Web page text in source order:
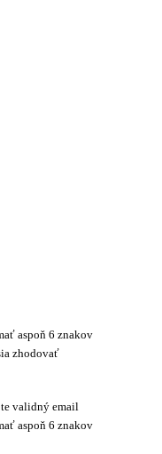
aspoň 6 znakov
zhodovať
validný email
aspoň 6 znakov